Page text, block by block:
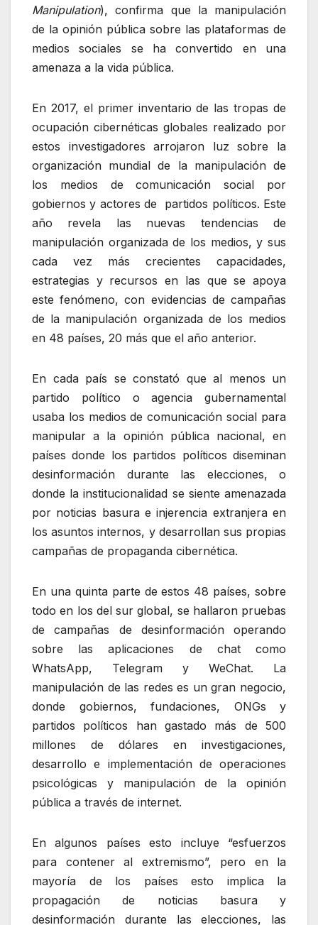
Manipulation), confirma que la manipulación
de la opinión pública sobre las plataformas de
medios sociales se ha convertido en una
amenaza a la vida pública.
En 2017, el primer inventario de las tropas de
ocupación cibernéticas globales realizado por
estos investigadores arrojaron luz sobre la
organización mundial de la manipulación de
los medios de comunicación social por
gobiernos y actores de partidos políticos. Este
año revela las nuevas tendencias de
manipulación organizada de los medios, y sus
cada vez más crecientes capacidades,
estrategias y recursos en las que se apoya
este fenómeno, con evidencias de campañas
de la manipulación organizada de los medios
en 48 países, 20 más que el año anterior.
En cada país se constató que al menos un
partido político o agencia gubernamental
usaba los medios de comunicación social para
manipular a la opinión pública nacional, en
países donde los partidos políticos diseminan
desinformación durante las elecciones, o
donde la institucionalidad se siente amenazada
por noticias basura e injerencia extranjera en
los asuntos internos, y desarrollan sus propias
campañas de propaganda cibernética.
En una quinta parte de estos 48 países, sobre
todo en los del sur global, se hallaron pruebas
de campañas de desinformación operando
sobre las aplicaciones de chat como
WhatsApp, Telegram y WeChat. La
manipulación de las redes es un gran negocio,
donde gobiernos, fundaciones, ONGs y
partidos políticos han gastado más de 500
millones de dólares en investigaciones,
desarrollo e implementación de operaciones
psicológicas y manipulación de la opinión
pública a través de internet.
En algunos países esto incluye “esfuerzos
para contener al extremismo”, pero en la
mayoría de los países esto implica la
propagación de noticias basura y
desinformación durante las elecciones, las